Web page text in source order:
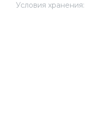
Условия хранения: